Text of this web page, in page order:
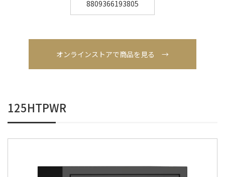
8809366193805
オンラインストアで商品を見る →
125HTPWR